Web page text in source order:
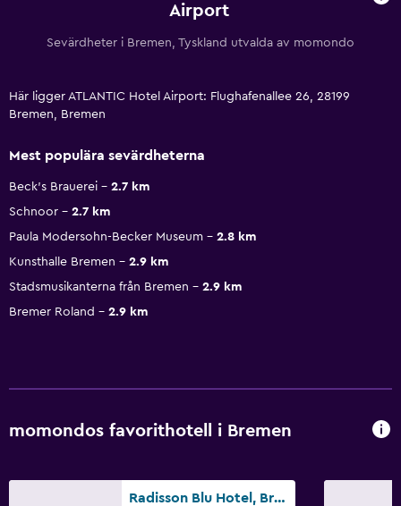
Airport
Sevärdheter i Bremen, Tyskland utvalda av momondo
Här ligger ATLANTIC Hotel Airport: Flughafenallee 26, 28199
Bremen, Bremen
Mest populära sevärdheterna
Beck's Brauerei
2.7 km
Schnoor
2.7 km
Paula Modersohn-Becker Museum
2.8 km
Kunsthalle Bremen
2.9 km
Stadsmusikanterna från Bremen
2.9 km
Bremer Roland
2.9 km
momondos favorithotell i Bremen
Radisson Blu Hotel, Bremen